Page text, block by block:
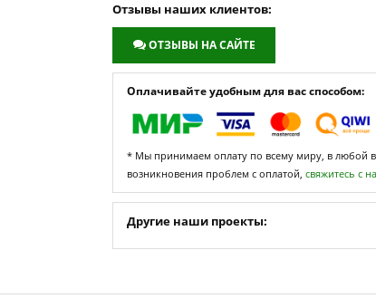
Отзывы наших клиентов:
ОТЗЫВЫ НА САЙТЕ
Оплачивайте удобным для вас способом:
* Мы принимаем оплату по всему миру, в любой
возникновения проблем с оплатой, свяжитесь с
Другие наши проекты: